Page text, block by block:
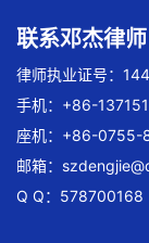
联系邓杰律师
律师执业证号：
手机：+86-
座机：+86-0755-
邮箱：
Q Q：578700168